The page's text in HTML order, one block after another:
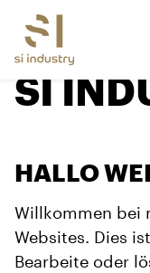
SI
HALLO
Willkommen bei
Websites. Dies
Bearbeite oder